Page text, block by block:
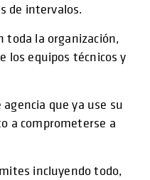
de intervalos.
toda la organización,
los equipos técnicos y
que ya use su
a comprometerse a
incluyendo todo,